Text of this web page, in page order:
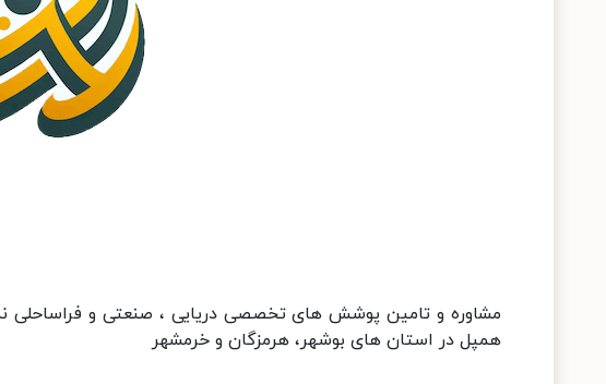
مشاوره و تامین پوشش های تخصصی دریایی ، صنعتی و فراساحلی
همپل در استان های بوشهر، هرمزگان و خرمشهر